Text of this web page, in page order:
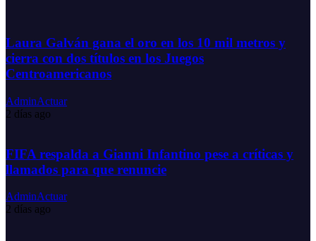
Laura Galván gana el oro en los 10 mil metros y
cierra con dos títulos en los Juegos
Centroamericanos
AdminActuar
2 días ago
FIFA respalda a Gianni Infantino pese a críticas y
llamados para que renuncie
AdminActuar
2 días ago